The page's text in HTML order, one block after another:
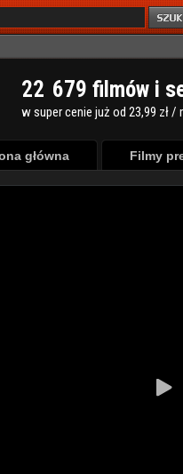
22 679 filmów i
w super cenie już od 23,99 zł /
główna Filmy